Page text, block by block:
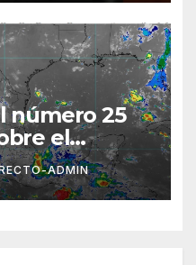
número 25
el
ADMIN